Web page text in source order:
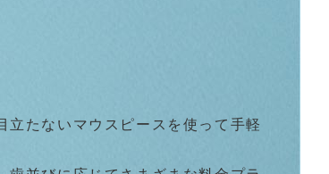
たないマウスピースを使って手軽